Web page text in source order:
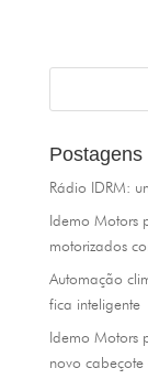
Rádio IDRM:
Idemo Motors
motorizados
Automação
fica inteligente
Idemo Motors
novo cabeçote